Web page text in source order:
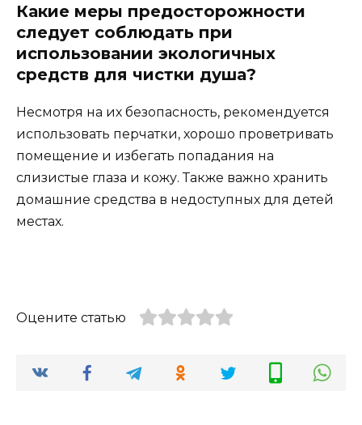
Какие меры предосторожности
следует соблюдать при
использовании экологичных
средств для чистки душа?
Несмотря на их безопасность, рекомендуется
использовать перчатки, хорошо проветривать
помещение и избегать попадания на
слизистые глаза и кожу. Также важно хранить
домашние средства в недоступных для детей
местах.
Оцените статью